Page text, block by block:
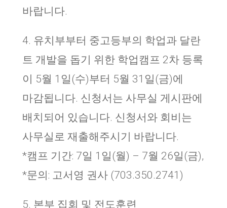
바랍니다.
4. 유치부부터 중고등부의 학업과 달란
트 개발을 돕기 위한 학업캠프 2차 등록
이 5월 1일(수)부터 5월 31일(금)에
마감됩니다. 신청서는 사무실 게시판에
배치되어 있습니다. 신청서와 회비는
사무실로 재출해주시기 바랍니다.
*캠프 기간: 7일 1일(월) – 7월 26일(금),
*문의: 고서영 권사 (703.350.2741)
5. 본부 집회 및 전도훈련